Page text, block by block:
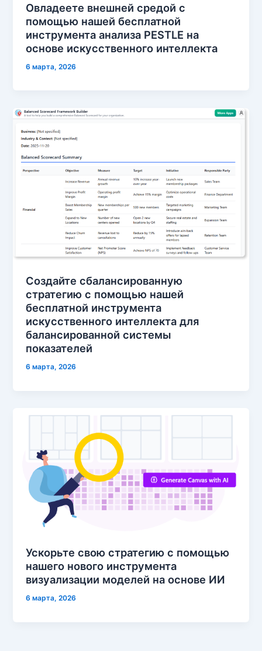
Овладеете внешней средой с
помощью нашей бесплатной
инструмента анализа PESTLE на
основе искусственного интеллекта
6 марта, 2026
Создайте сбалансированную
стратегию с помощью нашей
бесплатной инструмента
искусственного интеллекта для
балансированной системы
показателей
6 марта, 2026
Ускорьте свою стратегию с помощью
нашего нового инструмента
визуализации моделей на основе ИИ
6 марта, 2026